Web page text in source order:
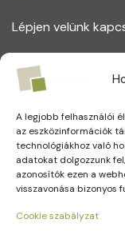
A legjobb felhasználói
az eszközinformációk
technológiákhoz való
adatokat dolgozzunk
azonosítók ezen a
visszavonása bizonyos
Cookie szabályzat
Lépjen velünk
1164
+(36) 1 221 5123
Social Media